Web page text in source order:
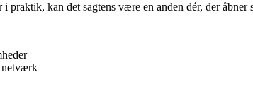
praktik, kan det sagtens være en anden dér, der
netværk